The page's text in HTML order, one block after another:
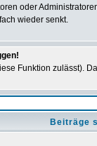
oder
wieder senkt.
Funktion zulässt).
Beiträge